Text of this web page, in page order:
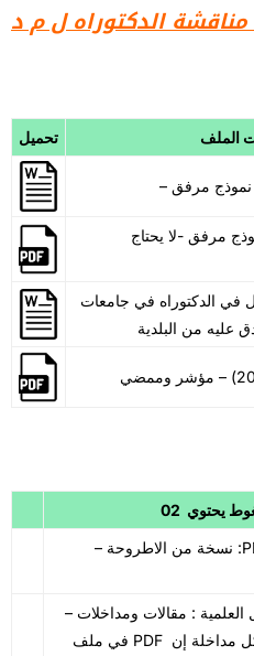
الدكتوراه ل م د
تحميل الملف
تصريح شرفي بالنزاهة – نموذج مرفق -لا يحتاج
الدكتوراه في جامعات
من البلدية
يحتوي
– نسخة من الاطروحة :PDF + word – نموذج مرفق
– كل الاعمال العلمية : مقالات ومداخلات (المداخلات تكون
في ملف PDF واحد مع شهادة المشاركة لكل مداخلة إن